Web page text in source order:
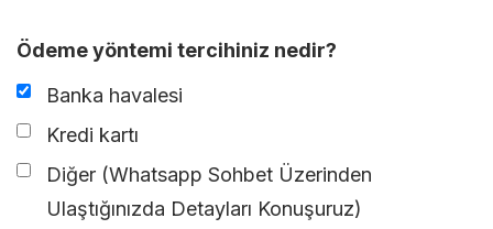
Ödeme yöntemi tercihiniz nedir?
Banka havalesi
Kredi kartı
Diğer (Whatsapp Sohbet Üzerinden
Ulaştığınızda Detayları Konuşuruz)